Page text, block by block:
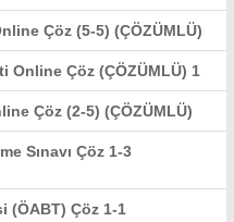
Çöz (5-5) (ÇÖZÜMLÜ)
Online Çöz (ÇÖZÜMLÜ) 1
Çöz (2-5) (ÇÖZÜMLÜ)
Sınavı Çöz 1-3
(ÖABT) Çöz 1-1